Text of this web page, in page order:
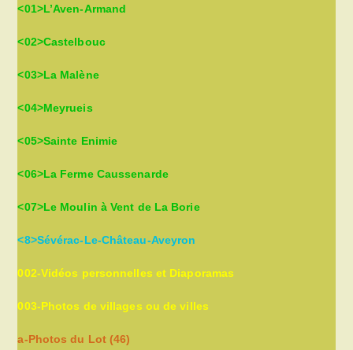
<01>L’Aven-Armand
<02>Castelbouc
<03>La Malène
<04>Meyrueis
<05>Sainte Enimie
<06>La Ferme Caussenarde
<07>Le Moulin à Vent de La Borie
<8>Sévérac-Le-Château-Aveyron
002-Vidéos personnelles et Diaporamas
003-Photos de villages ou de villes
a-Photos du Lot (46)